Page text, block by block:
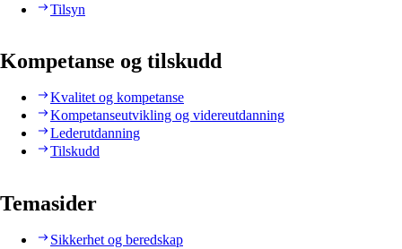
Tilsyn
Kompetanse og tilskudd
Kvalitet og kompetanse
Kompetanseutvikling og videreutdanning
Lederutdanning
Tilskudd
Temasider
Sikkerhet og beredskap